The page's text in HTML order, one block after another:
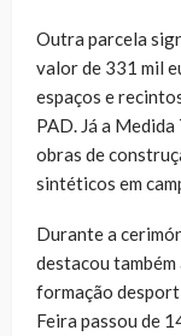
Outra parcela
valor de 331 mil
espaços e
PAD. Já a
obras de
sintéticos em
Durante a
destacou
formação
Feira passou de